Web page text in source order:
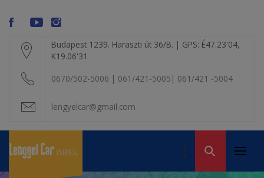
Budapest 1239. Haraszti út 36/B. | GPS: É47.23'04,
K19.06'31
0670/502-5006 | 061/421-5005| 061/421 -5004
lengyelcar@gmail.com
LENGYEL CAR
IMPEX KFT. – A
Menu